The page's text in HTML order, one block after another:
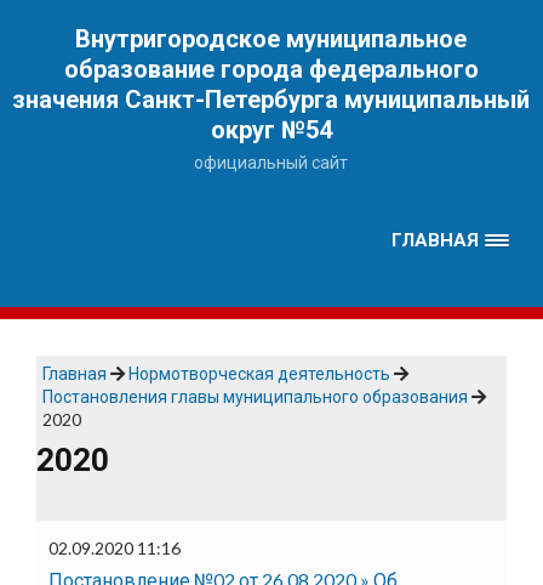
Внутригородское муниципальное
образование города федерального
значения Санкт-Петербурга муниципальный
округ №54
официальный сайт
ГЛАВНАЯ
Главная
Нормотворческая деятельность
Постановления главы муниципального образования
2020
2020
02.09.2020 11:16
Постановление №02 от 26.08.2020 » Об